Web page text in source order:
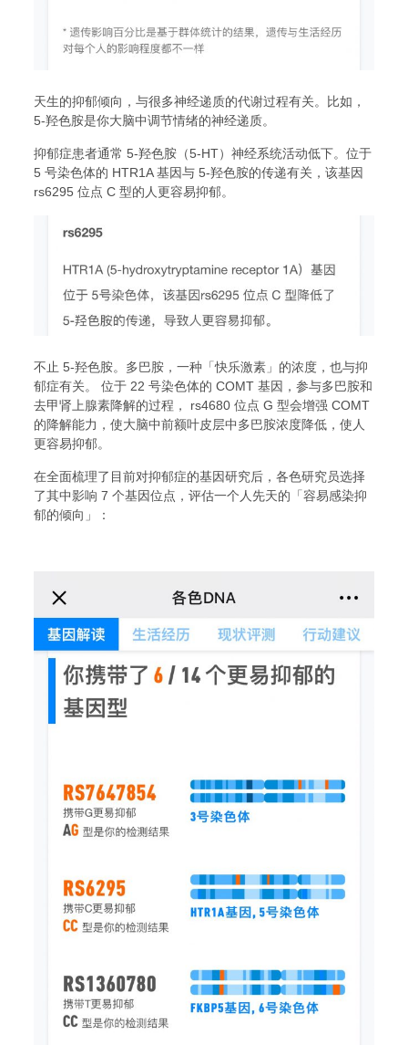
天生的抑郁倾向，与很多神经递质的代谢过程有关。比如，
5-羟色胺是你大脑中调节情绪的神经递质。
抑郁症患者通常 5-羟色胺（5-HT）神经系统活动低下。位于
5 号染色体的 HTR1A 基因与 5-羟色胺的传递有关，该基因
rs6295 位点 C 型的人更容易抑郁。
不止 5-羟色胺。多巴胺，一种「快乐激素」的浓度，也与抑
郁症有关。 位于 22 号染色体的 COMT 基因，参与多巴胺和
去甲肾上腺素降解的过程， rs4680 位点 G 型会增强 COMT
的降解能力，使大脑中前额叶皮层中多巴胺浓度降低，使人
更容易抑郁。
在全面梳理了目前对抑郁症的基因研究后，各色研究员选择
了其中影响 7 个基因位点，评估一个人先天的「容易感染抑
郁的倾向」：